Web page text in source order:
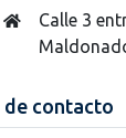
Calle 3
de contacto